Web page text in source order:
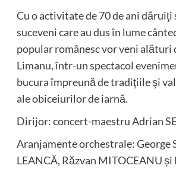
Cu o activitate de 70 de ani
suceveni care au dus în lume
popular românesc vor veni alături
Limanu, într-un spectacol
bucura împreună de tradiţiile şi
ale obiceiurilor de iarnă.
Dirijor: concert-maestru Adrian
Aranjamente orchestrale: George
LEANCĂ, Răzvan MITOCEANU și